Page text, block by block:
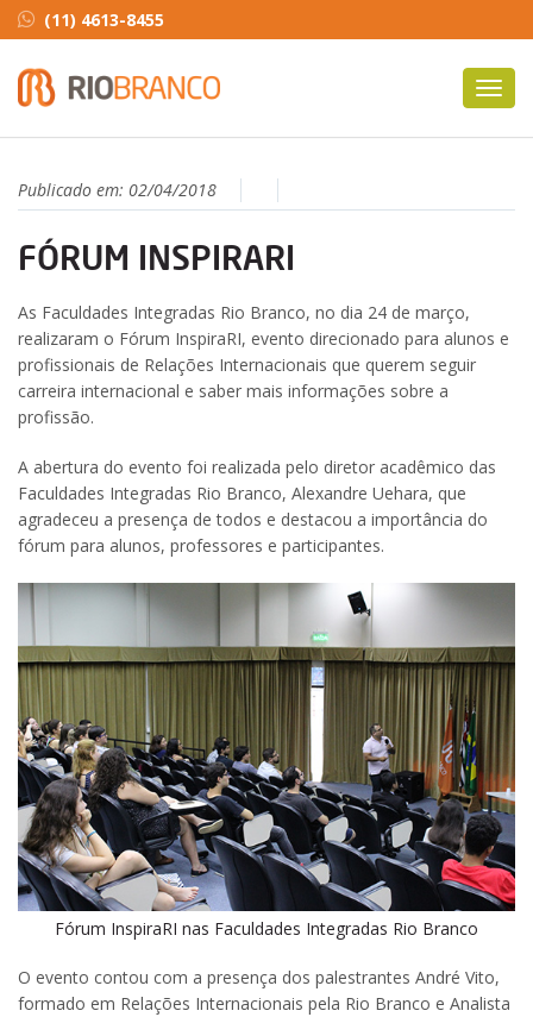
(11) 4613-8455
Publicado em: 02/04/2018
FÓRUM INSPIRARI
As Faculdades Integradas Rio Branco, no dia 24 de março,
realizaram o Fórum InspiraRI, evento direcionado para alunos e
profissionais de Relações Internacionais que querem seguir
carreira internacional e saber mais informações sobre a
profissão.
A abertura do evento foi realizada pelo diretor acadêmico das
Faculdades Integradas Rio Branco, Alexandre Uehara, que
agradeceu a presença de todos e destacou a importância do
fórum para alunos, professores e participantes.
Fórum InspiraRI nas Faculdades Integradas Rio Branco
O evento contou com a presença dos palestrantes André Vito,
formado em Relações Internacionais pela Rio Branco e Analista